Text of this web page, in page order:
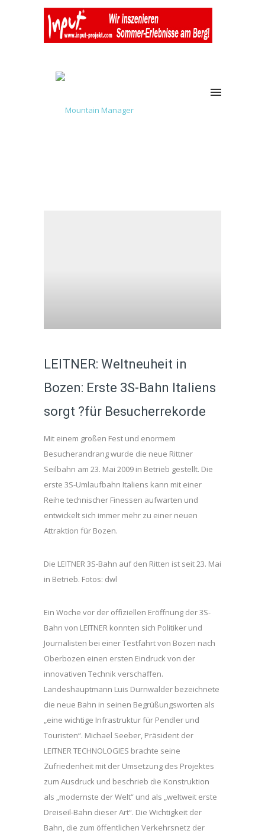
LEITNER: Weltneuheit in
Bozen: Erste 3S-Bahn Italiens
sorgt ?für Besucherrekorde
Mit einem großen Fest und enormem
Besucherandrang wurde die neue Rittner
Seilbahn am 23. Mai 2009 in Betrieb gestellt. Die
erste 3S-Umlaufbahn Italiens kann mit einer
Reihe technischer Finessen aufwarten und
entwickelt sich immer mehr zu einer neuen
Attraktion für Bozen.
Die LEITNER 3S-Bahn auf den Ritten ist seit 23. Mai
in Betrieb. Fotos: dwl
Ein Woche vor der offiziellen Eröffnung der 3S-
Bahn von LEITNER konnten sich Politiker und
Journalisten bei einer Testfahrt von Bozen nach
Oberbozen einen ersten Eindruck von der
innovativen Technik verschaffen.
Landeshauptmann Luis Durnwalder bezeichnete
die neue Bahn in seinen Begrüßungsworten als
„eine wichtige Infrastruktur für Pendler und
Touristen“. Michael Seeber, Präsident der
LEITNER TECHNOLOGIES brachte seine
Zufriedenheit mit der Umsetzung des Projektes
zum Ausdruck und beschrieb die Konstruktion
als „modernste der Welt“ und als „weltweit erste
Dreiseil-Bahn dieser Art“. Die Wichtigkeit der
Bahn, die zum öffentlichen Verkehrsnetz der